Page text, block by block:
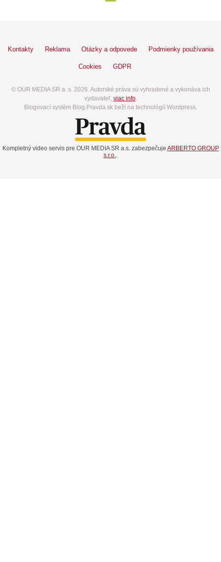
Kontakty Reklama Otázky a odpovede Podmienky používania
Cookies GDPR
© OUR MEDIA SR a. s. 2026. Autorské práva sú vyhradené a vykonáva ich
vydavateľ, viac info.
Blogovací systém Blog.Pravda.sk beží na technológií Wordpress.
Kompletný video servis pre OUR MEDIA SR a.s. zabezpečuje ARBERTO GROUP
s.r.o..